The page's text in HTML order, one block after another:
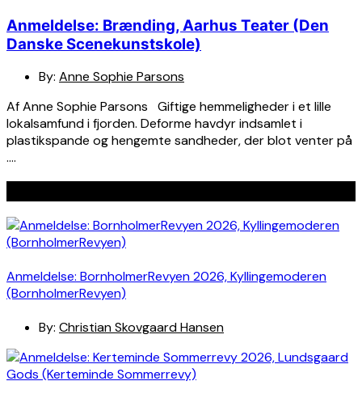
Anmeldelse: Brænding, Aarhus Teater (Den
Danske Scenekunstskole)
By: Anne Sophie Parsons
Af Anne Sophie Parsons Giftige hemmeligheder i et lille
lokalsamfund i fjorden. Deforme havdyr indsamlet i
plastikspande og hengemte sandheder, der blot venter på
….
Anmeldelse: BornholmerRevyen 2026, Kyllingemoderen
(BornholmerRevyen)
By: Christian Skovgaard Hansen